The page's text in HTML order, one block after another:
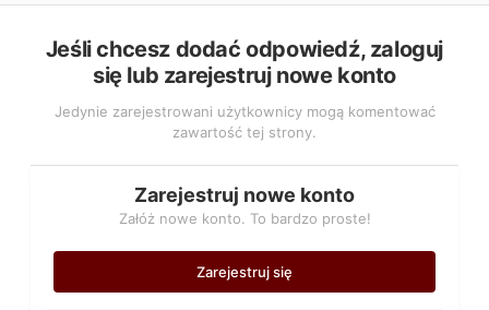
Jeśli chcesz dodać odpowiedź, zaloguj
się lub zarejestruj nowe konto
Jedynie zarejestrowani użytkownicy mogą komentować
zawartość tej strony.
Zarejestruj nowe konto
Załóż nowe konto. To bardzo proste!
Zarejestruj się